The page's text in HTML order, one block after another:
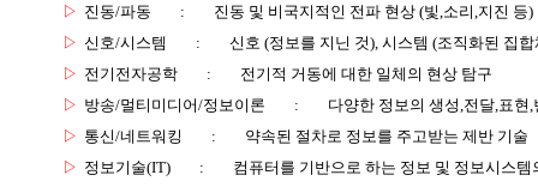
▷ 진동/파동 :
진동 및 비국지적인 전파 현상 (빛,소리,지진 등)
▷ 신호/시스템 :
신호 (정보를 지닌 것), 시스템 (조직화된 집합
▷ 전기전자공학 :
전기적 거동에 대한 일체의 현상 탐구
▷ 방송/멀티미디어/정보이론 :
다양한 정보의 생성,전달,표현
▷ 통신/네트워킹 :
약속된 절차로 정보를 주고받는 제반 기술
▷ 정보기술(IT) :
컴퓨터를 기반으로 하는 정보 및 정보시스템